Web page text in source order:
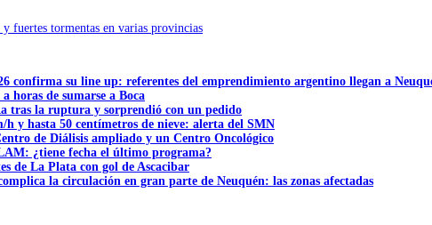
fuertes tormentas en varias provincias
confirma su line up: referentes del emprendimiento argentino llegan a
horas de sumarse a Boca
tras la ruptura y sorprendió con un pedido
h y hasta 50 centímetros de nieve: alerta del SMN
de Diálisis ampliado y un Centro Oncológico
¿tiene fecha el último programa?
de La Plata con gol de Ascacibar
la circulación en gran parte de Neuquén: las zonas afectadas